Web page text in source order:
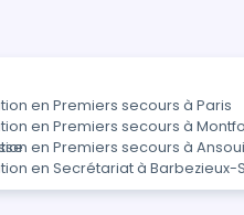
en Premiers secours à Paris
en Premiers secours à
en Premiers secours à
en Secrétariat à Barbezieux-